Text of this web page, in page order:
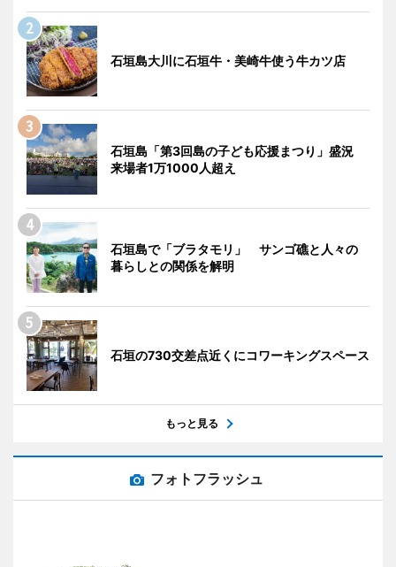
石垣島大川に石垣牛・美崎牛使う牛カツ店
石垣島「第3回島の子ども応援まつり」盛況
来場者1万1000人超え
石垣島で「ブラタモリ」 サンゴ礁と人々の
暮らしとの関係を解明
石垣の730交差点近くにコワーキングスペース
もっと見る
フォトフラッシュ